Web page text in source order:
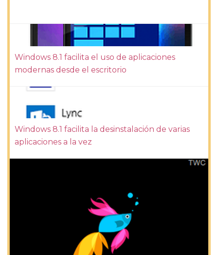
Windows 8.1 facilita el uso de aplicaciones
modernas desde el escritorio
Windows 8.1 facilita la desinstalación de varias
aplicaciones a la vez